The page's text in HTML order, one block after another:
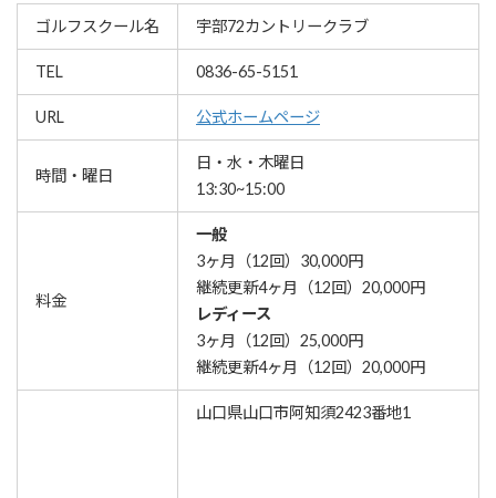
ゴルフスクール名 宇部72カントリークラブ
TEL 0836-65-5151
URL 公式ホームページ
時間・曜日
日・水・木曜日
13:30~15:00
料金
一般
3ヶ月（12回）30,000円
継続更新4ヶ月（12回）20,000円
レディース
3ヶ月（12回）25,000円
継続更新4ヶ月（12回）20,000円
山口県山口市阿知須2423番地1